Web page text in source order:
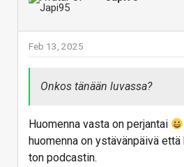
Feb 13, 2025
Onkos tänään luvassa?
Huomenna vasta on perjantai
huomenna on ystävänpäivä
ton podcastin.